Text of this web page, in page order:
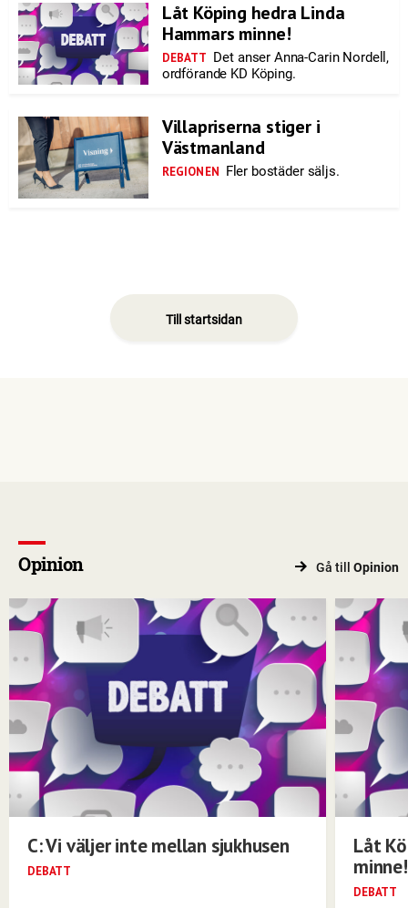
Låt Köping hedra Linda
Hammars minne!
DEBATT Det anser Anna-Carin Nordell,
ordförande KD Köping.
Villapriserna stiger i
Västmanland
REGIONEN Fler bostäder säljs.
Till startsidan
Opinion Gå till Opinion
C: Vi väljer inte mellan sjukhusen
DEBATT
Låt
minne!
DEBATT